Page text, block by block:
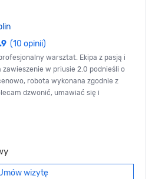
(10 opinii)
warsztat. Ekipa z pasją i
zawieszenie w priusie 2.0 podnieśli o
robota wykonana zgodnie z
dzwonić, umawiać się i
wizytę